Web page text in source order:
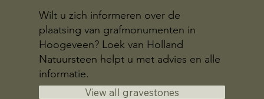
Wilt u zich informeren over de
plaatsing van grafmonumenten in
Hoogeveen? Loek van Holland
Natuursteen helpt u met advies en alle
informatie.
View all gravestones